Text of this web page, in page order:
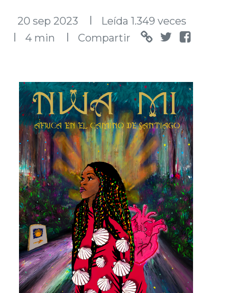
20 sep 2023 l Leída 1.349 veces
l 4 min l Compartir